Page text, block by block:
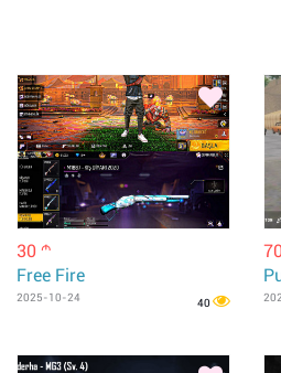
30 m
Free Fire
2025-10-24 40
70